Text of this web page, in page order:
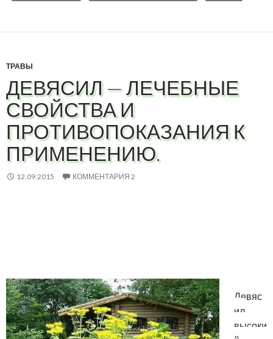
ТРАВЫ
ДЕВЯСИЛ — ЛЕЧЕБНЫЕ
СВОЙСТВА И
ПРОТИВОПОКАЗАНИЯ К
ПРИМЕНЕНИЮ.
12.09.2015 КОММЕНТАРИЯ 2
Девяс
ил
высоки